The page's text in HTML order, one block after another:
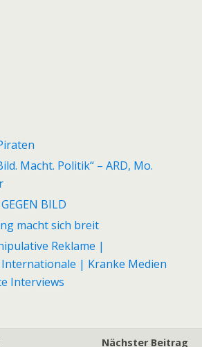
Macht. Politik“ – ARD, Mo.
BILD
macht sich breit
Reklame |
| Kranke Medien
Interviews
Nächster Beitrag